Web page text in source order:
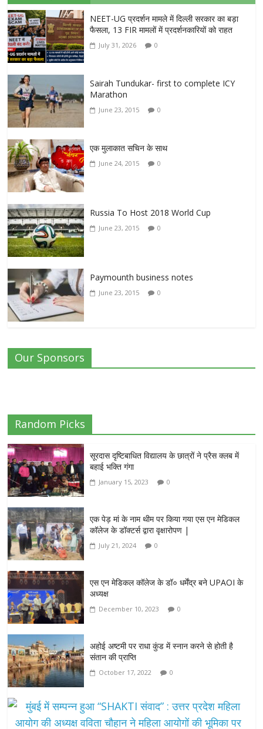
NEET-UG प्रदर्शन मामले में दिल्ली सरकार का बड़ा
फैसला, 13 FIR मामलों में प्रदर्शनकारियों को राहत
July 31, 2026 0
Sairah Tundukar- first to complete ICY
Marathon
June 23, 2015 0
एक मुलाकात सचिन के साथ
June 24, 2015 0
Russia To Host 2018 World Cup
June 23, 2015 0
Paymounth business notes
June 23, 2015 0
Our Sponsors
Random Picks
सूरदास दृष्टिबाधित विद्यालय के छात्रों ने प्रैस क्लब में
बहाई भक्ति गंगा
January 15, 2023 0
एक पेड़ मां के नाम थीम पर किया गया एस एन मेडिकल
कॉलेज के डॉक्टर्स द्वारा वृक्षारोपण |
July 21, 2024 0
एस एन मेडिकल कॉलेज के डॉ० धर्मेंद्र बने UPAOI के
अध्यक्ष
December 10, 2023 0
अहोई अष्टमी पर राधा कुंड में स्नान करने से होती है
संतान की प्राप्ति
October 17, 2022 0